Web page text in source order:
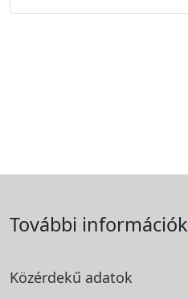
További információk
Közérdekű adatok